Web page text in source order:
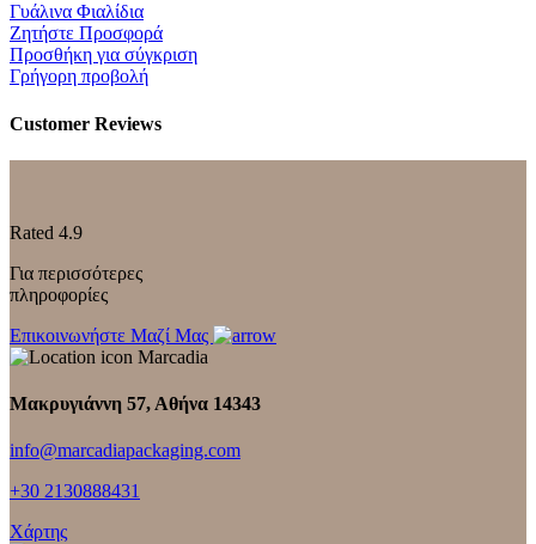
Γυάλινα Φιαλίδια
Ζητήστε Προσφορά
Προσθήκη για σύγκριση
Γρήγορη προβολή
Customer Reviews
Rated 4.9
Για περισσότερες
πληροφορίες
Επικοινωνήστε Μαζί Μας
Mακρυγιάννη 57, Αθήνα 14343
info@marcadiapackaging.com
+30 2130888431
Χάρτης